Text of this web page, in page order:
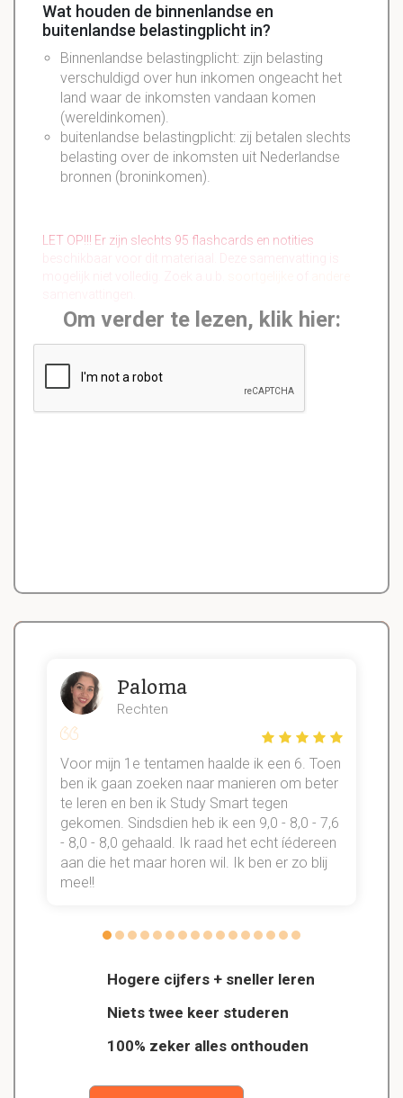
Wat houden de binnenlandse en
buitenlandse belastingplicht in?
Binnenlandse belastingplicht: zijn belasting
verschuldigd over hun inkomen ongeacht het
land waar de inkomsten vandaan komen
(wereldinkomen).
buitenlandse belastingplicht: zij betalen slechts
belasting over de inkomsten uit Nederlandse
bronnen (broninkomen).
LET OP!!! Er zijn slechts 95 flashcards en notities
beschikbaar voor dit materiaal. Deze samenvatting is
Om verder te lezen, klik hier:
Hogere cijfers + sneller leren
Niets twee keer studeren
100% zeker alles onthouden
Paloma
Rechten
Voor mijn 1e tentamen haalde ik een 6. Toen
ben ik gaan zoeken naar manieren om beter
te leren en ben ik Study Smart tegen
gekomen. Sindsdien heb ik een 9,0 - 8,0 - 7,6
- 8,0 - 8,0 gehaald. Ik raad het echt íédereen
aan die het maar horen wil. Ik ben er zo blij
mee!!